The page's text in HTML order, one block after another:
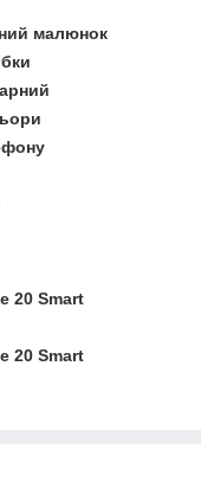
малюнок
20 Smart
20 Smart